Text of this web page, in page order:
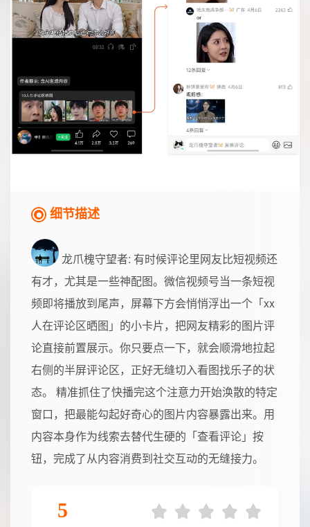
细节描述
龙爪槐守望者: 有时候评论里网友比短视频还
有才，尤其是一些神配图。微信视频号当一条短视
频即将播放到尾声，屏幕下方会悄悄浮出一个「xx
人在评论区晒图」的小卡片，把网友精彩的图片评
论直接前置展示。你只要点一下，就会顺滑地拉起
右侧的半屏评论区，正好无缝切入看图找乐子的状
态。 精准抓住了快播完这个注意力开始涣散的特定
窗口，把最能勾起好奇心的图片内容暴露出来。用
内容本身作为线索去替代生硬的「查看评论」按
钮，完成了从内容消费到社交互动的无缝接力。
5